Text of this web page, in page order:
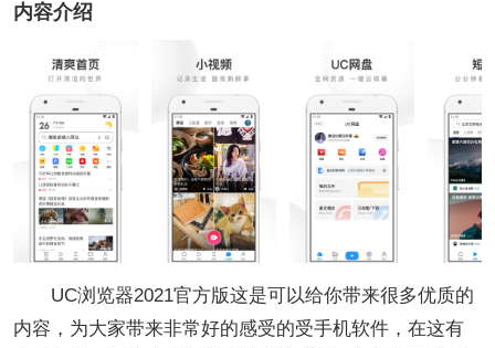
内容介绍
UC浏览器2021官方版这是可以给你带来很多优质的
内容，为大家带来非常好的感受的受手机软件，在这有